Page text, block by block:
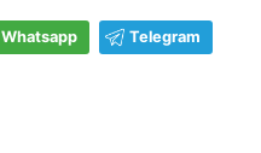
Whatsapp Telegram